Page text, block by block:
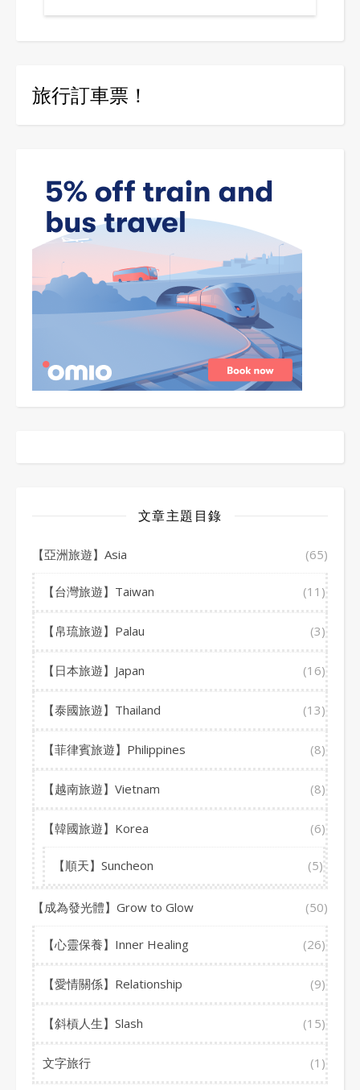
旅行訂車票！
文章主題目錄
【亞洲旅遊】Asia (65)
【台灣旅遊】Taiwan (11)
【帛琉旅遊】Palau (3)
【日本旅遊】Japan (16)
【泰國旅遊】Thailand (13)
【菲律賓旅遊】Philippines (8)
【越南旅遊】Vietnam (8)
【韓國旅遊】Korea (6)
【順天】Suncheon (5)
【成為發光體】Grow to Glow (50)
【心靈保養】Inner Healing (26)
【愛情關係】Relationship (9)
【斜槓人生】Slash (15)
文字旅行 (1)